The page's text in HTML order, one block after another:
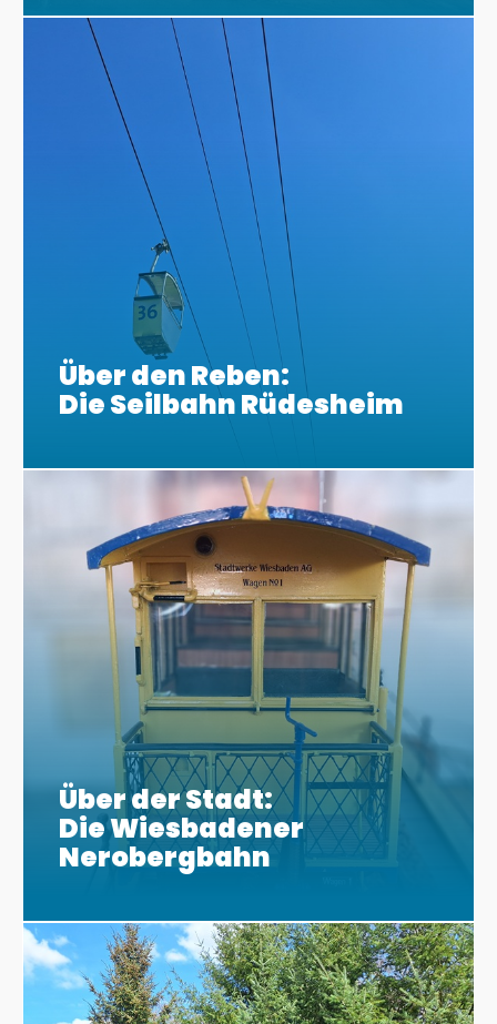
Über den Reben:
Die Seilbahn Rüdesheim
Über der Stadt:
Die Wiesbadener
Nerobergbahn